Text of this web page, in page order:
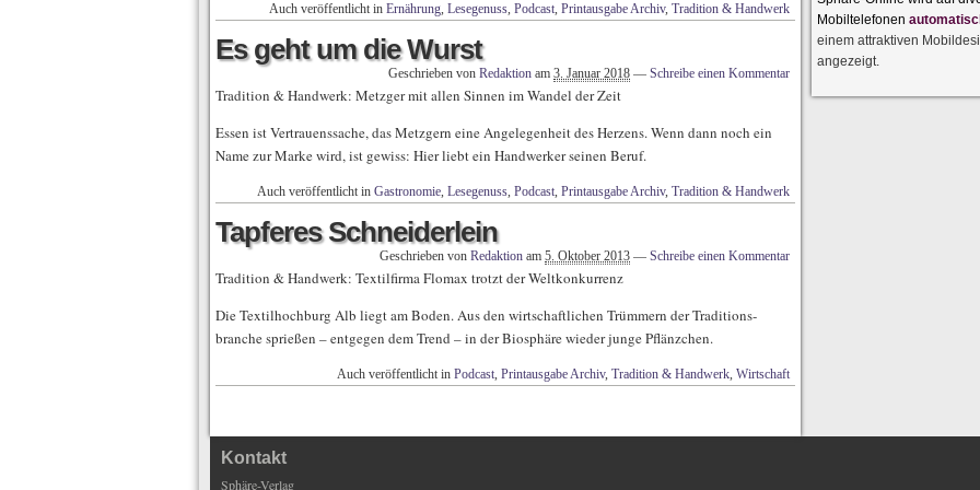
Auch veröffentlicht in Ernährung, Lesegenuss, Podcast, Printausgabe Archiv, Tradition & Handwerk
Es geht um die Wurst
Geschrieben von Redaktion am 3. Januar 2018 — Schreibe einen Kommentar
Tradition & Handwerk: Metzger mit allen Sinnen im Wandel der Zeit
Essen ist Vertrauenssache, das Metzgern eine Angelegenheit des Herzens. Wenn dann noch ein
Name zur Marke wird, ist gewiss: Hier liebt ein Handwerker seinen Beruf.
Auch veröffentlicht in Gastronomie, Lesegenuss, Podcast, Printausgabe Archiv, Tradition & Handwerk
Tapferes Schneiderlein
Geschrieben von Redaktion am 5. Oktober 2013 — Schreibe einen Kommentar
Tradition & Handwerk: Textilfirma Flomax trotzt der Weltkonkurrenz
Die Textilhochburg Alb liegt am Boden. Aus den wirtschaftlichen Trümmern der Traditions­
branche sprießen – entgegen dem Trend – in der Biosphäre wieder junge Pflänzchen.
Auch veröffentlicht in Podcast, Printausgabe Archiv, Tradition & Handwerk, Wirtschaft
Mobiltelefonen
einem attraktiven
angezeigt.
Kontakt
Sphäre-Verlag